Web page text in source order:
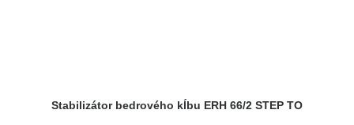
Stabilizátor bedrového kĺbu ERH 66/2 STEP TO